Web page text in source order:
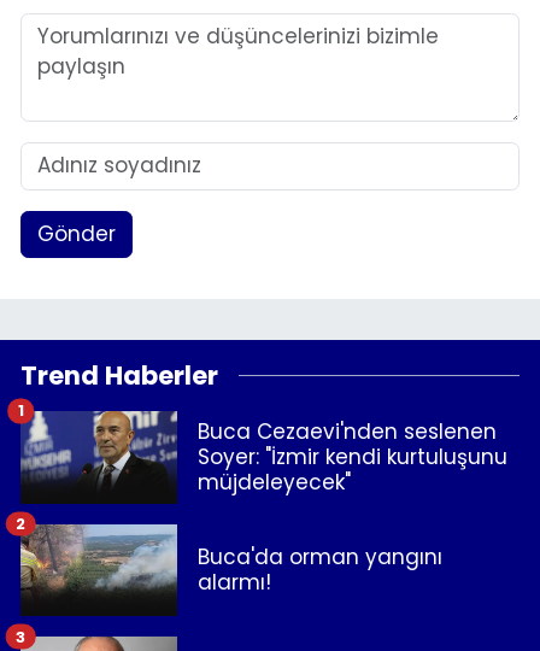
Gönder
Trend Haberler
Buca Cezaevi'nden seslenen
Soyer: "İzmir kendi kurtuluşunu
müjdeleyecek"
1
Buca'da orman yangını
alarmı!
2
3